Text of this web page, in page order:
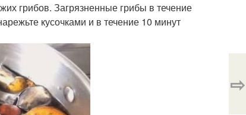
грибов. Загрязненные грибы в течение
кусочками и в течение 10 минут
⇨